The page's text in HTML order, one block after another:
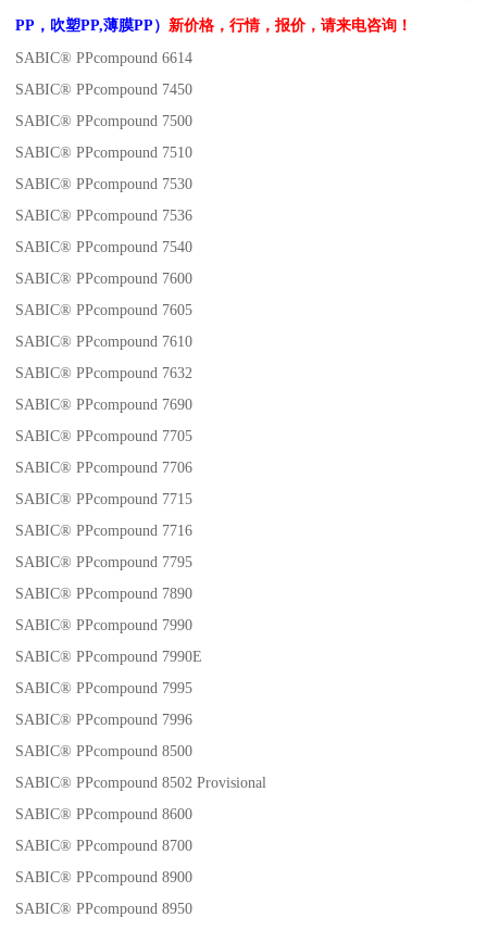
PP，吹塑PP,薄膜PP） 新价格，行情，报价，请来电咨询！
SABIC® PPcompound 6614
SABIC® PPcompound 7450
SABIC® PPcompound 7500
SABIC® PPcompound 7510
SABIC® PPcompound 7530
SABIC® PPcompound 7536
SABIC® PPcompound 7540
SABIC® PPcompound 7600
SABIC® PPcompound 7605
SABIC® PPcompound 7610
SABIC® PPcompound 7632
SABIC® PPcompound 7690
SABIC® PPcompound 7705
SABIC® PPcompound 7706
SABIC® PPcompound 7715
SABIC® PPcompound 7716
SABIC® PPcompound 7795
SABIC® PPcompound 7890
SABIC® PPcompound 7990
SABIC® PPcompound 7990E
SABIC® PPcompound 7995
SABIC® PPcompound 7996
SABIC® PPcompound 8500
SABIC® PPcompound 8502 Provisional
SABIC® PPcompound 8600
SABIC® PPcompound 8700
SABIC® PPcompound 8900
SABIC® PPcompound 8950